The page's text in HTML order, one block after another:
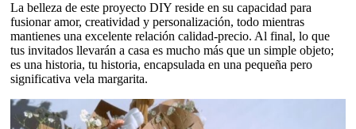
La belleza de este proyecto DIY reside en su capacidad para
fusionar amor, creatividad y personalización, todo mientras
mantienes una excelente relación calidad-precio. Al final, lo que
tus invitados llevarán a casa es mucho más que un simple objeto;
es una historia, tu historia, encapsulada en una pequeña pero
significativa vela margarita.